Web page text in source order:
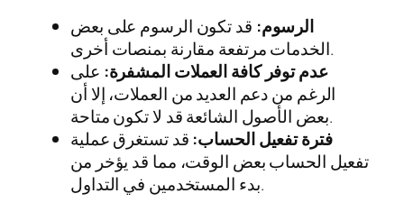
الرسوم: قد تكون الرسوم على بعض
الخدمات مرتفعة مقارنة بمنصات أخرى.
عدم توفر كافة العملات المشفرة: على
الرغم من دعم العديد من العملات، إلا أن
بعض الأصول الشائعة قد لا تكون متاحة.
فترة تفعيل الحساب: قد تستغرق عملية
تفعيل الحساب بعض الوقت، مما قد يؤخر من
بدء المستخدمين في التداول.